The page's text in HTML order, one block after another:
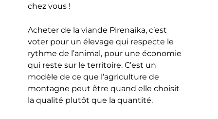
chez vous !
Acheter de la viande Pirenaika, c’est
voter pour un élevage qui respecte le
rythme de l’animal, pour une économie
qui reste sur le territoire. C’est un
modèle de ce que l’agriculture de
montagne peut être quand elle choisit
la qualité plutôt que la quantité.